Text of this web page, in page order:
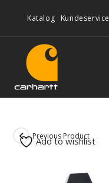
Katalog Kundeservice
Previous Product
Add to wishlist